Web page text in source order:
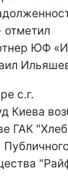
отметил
ЮФ
с.г.
Киева
ГАК "Хлеб